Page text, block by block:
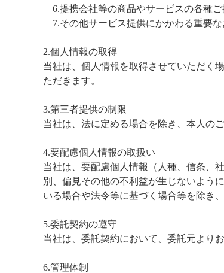
6.提携会社等の商品やサービスの各種
7.その他サービス提供にかかわる重要な
2.個人情報の取得
当社は、個人情報を取得させていただく
ただきます。
3.第三者提供の制限
当社は、法に定める場合を除き、本人の
4.要配慮個人情報の取扱い
当社は、要配慮個人情報（人種、信条、
別、偏見その他の不利益が生じないよう
いる場合や法令等に基づく場合等を除き
5.委託契約の遵守
当社は、委託契約において、委託元より
6.管理体制